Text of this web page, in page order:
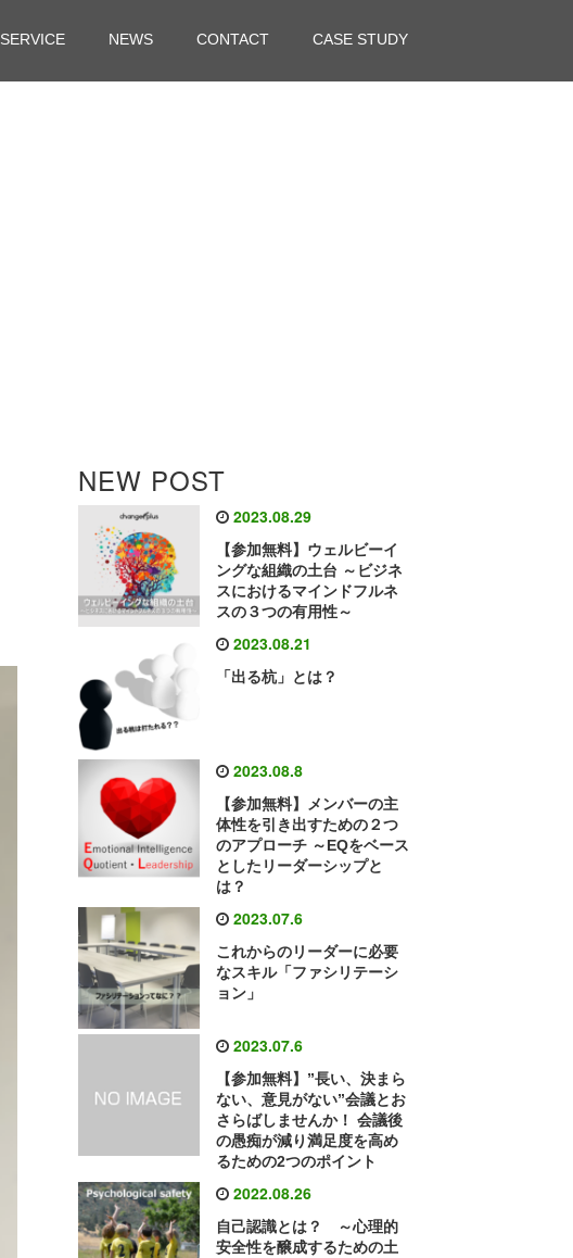
SERVICE NEWS CONTACT CASE STUDY
NEW POST
2023.08.29
【参加無料】ウェルビーイ
ングな組織の土台 ～ビジネ
スにおけるマインドフルネ
スの３つの有用性～
2023.08.21
「出る杭」とは？
2023.08.8
【参加無料】メンバーの主
体性を引き出すための２つ
のアプローチ ～EQをベース
としたリーダーシップと
は？
2023.07.6
これからのリーダーに必要
なスキル「ファシリテーシ
ョン」
2023.07.6
【参加無料】”長い、決まら
ない、意見がない”会議とお
さらばしませんか！ 会議後
の愚痴が減り満足度を高め
るための2つのポイント
2022.08.26
自己認識とは？ ～心理的
安全性を醸成するための土